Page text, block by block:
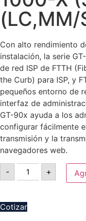
(LC,MM/
Con alto rendimiento
instalación, la serie
de red ISP de FTTH
the Curb) para ISP, y
pequeños entorno de
interfaz de
GT-90x ayuda a los
configurar fácilmente
transmisión y la
navegadores web.
- +
Cotizar